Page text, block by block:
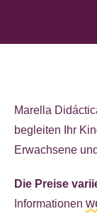
Marella
begleiten Ihr
Erwachsene
Die Preise
Informationen